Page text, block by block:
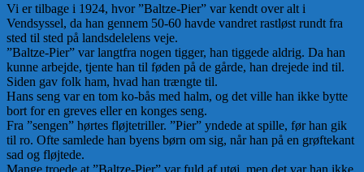
Vi er tilbage i 1924, hvor ”Baltze-Pier” var kendt over alt i
Vendsyssel, da han gennem 50-60 havde vandret rastløst rundt fra
sted til sted på landsdelelens veje.
”Baltze-Pier” var langtfra nogen tigger, han tiggede aldrig. Da han
kunne arbejde, tjente han til føden på de gårde, han drejede ind til.
Siden gav folk ham, hvad han trængte til.
Hans seng var en tom ko-bås med halm, og det ville han ikke bytte
bort for en greves eller en konges seng.
Fra ”sengen” hørtes fløjtetriller. ”Pier” yndede at spille, før han gik
til ro. Ofte samlede han byens børn om sig, når han på en grøftekant
sad og fløjtede.
Mange troede at ”Baltze-Pier” var fuld af utøj, men det var han ikke,